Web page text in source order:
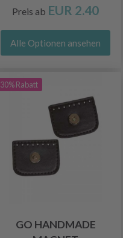
Preis ab EUR 2.40
Alle Optionen ansehen
30% Rabatt
GO HANDMADE